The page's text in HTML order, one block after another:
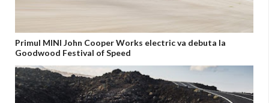
Primul MINI John Cooper Works electric va debuta la
Goodwood Festival of Speed